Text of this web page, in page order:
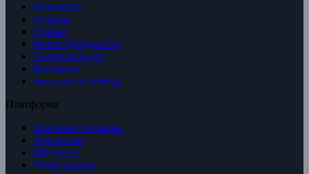
О проекте
Отзывы
Статьи
ИнвестДайджесты
Энциклопедия
Контакты
Вопросы и ответы
Платформа
Торговые сигналы
Аналитика
Обучение
Наши сделки